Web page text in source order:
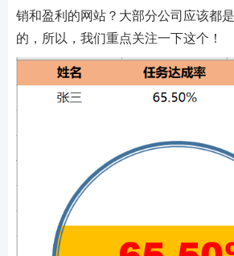
销和盈利的网站？大部分公司应该都
的，所以，我们重点关注一下这个！